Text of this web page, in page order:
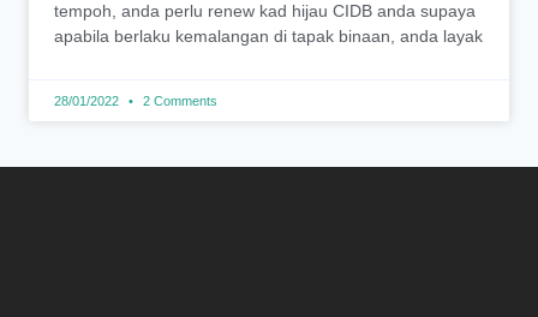
tempoh, anda perlu renew kad hijau CIDB anda supaya
apabila berlaku kemalangan di tapak binaan, anda layak
28/01/2022 2 Comments